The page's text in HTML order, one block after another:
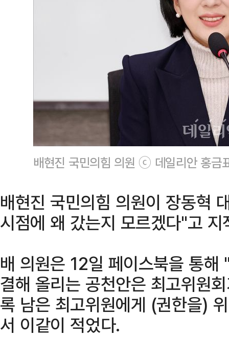
배현진 국민의힘 의원 ⓒ 데일리안 홍금
배현진 국민의힘 의원이 장동혁
시점에 왜 갔는지 모르겠다"고 지
배 의원은 12일 페이스북을 통해
결해 올리는 공천안은 최고위원
록 남은 최고위원에게 (권한을)
서 이같이 적었다.